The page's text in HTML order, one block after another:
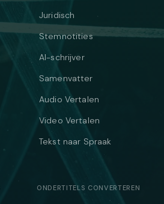
Juridisch
Stemnotities
AI-schrijver
Samenvatter
Audio Vertalen
Video Vertalen
Tekst naar Spraak
ONDERTITELS CONVERTEREN